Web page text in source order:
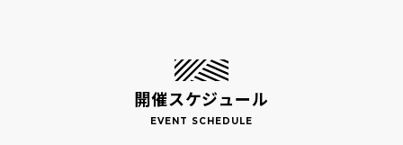
開催スケジュール